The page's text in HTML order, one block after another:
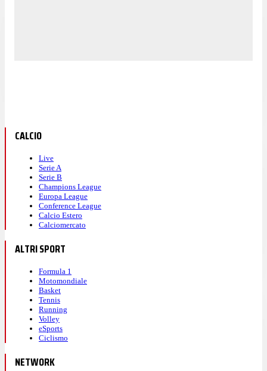
CALCIO
Live
Serie A
Serie B
Champions League
Europa League
Conference League
Calcio Estero
Calciomercato
ALTRI SPORT
Formula 1
Motomondiale
Basket
Tennis
Running
Volley
eSports
Ciclismo
NETWORK